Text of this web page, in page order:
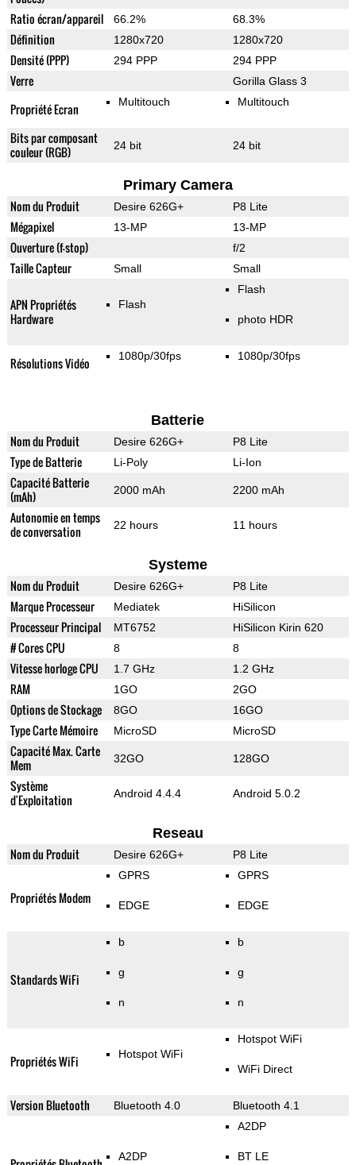
Ratio écran/appareil 66.2% 68.3%
Définition 1280x720 1280x720
Densité (PPP) 294 PPP 294 PPP
Verre Gorilla Glass 3
Propriété Ecran Multitouch Multitouch
Bits par composant
couleur (RGB)
24 bit 24 bit
Primary Camera
Nom du Produit Desire 626G+ P8 Lite
Mégapixel 13-MP 13-MP
Ouverture (f-stop) f/2
Taille Capteur Small Small
APN Propriétés
Hardware
Flash
Flash
photo HDR
Résolutions Vidéo 1080p/30fps 1080p/30fps
Batterie
Nom du Produit Desire 626G+ P8 Lite
Type de Batterie Li-Poly Li-Ion
Capacité Batterie
(mAh)
2000 mAh 2200 mAh
Autonomie en temps
de conversation
22 hours 11 hours
Systeme
Nom du Produit Desire 626G+ P8 Lite
Marque Processeur Mediatek HiSilicon
Processeur Principal MT6752 HiSilicon Kirin 620
# Cores CPU 8 8
Vitesse horloge CPU 1.7 GHz 1.2 GHz
RAM 1GO 2GO
Options de Stockage 8GO 16GO
Type Carte Mémoire MicroSD MicroSD
Capacité Max. Carte
Mem
32GO 128GO
Système
d'Exploitation
Android 4.4.4 Android 5.0.2
Reseau
Nom du Produit Desire 626G+ P8 Lite
Propriétés Modem
GPRS
EDGE
GPRS
EDGE
Standards WiFi
b
g
n
b
g
n
Propriétés WiFi Hotspot WiFi
Hotspot WiFi
WiFi Direct
Version Bluetooth Bluetooth 4.0 Bluetooth 4.1
A2DP
A2DP
BT LE